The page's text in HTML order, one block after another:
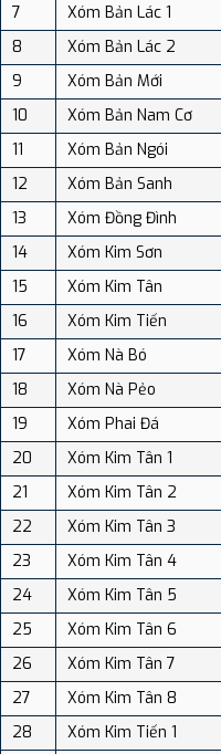
7
Xóm Bản Lác 1
8
Xóm Bản Lác 2
9
Xóm Bản Mới
10
Xóm Bản Nam Cơ
11
Xóm Bản Ngói
12
Xóm Bản Sanh
13
Xóm Đồng Đình
14
Xóm Kim Sơn
15
Xóm Kim Tân
16
Xóm Kim Tiến
17
Xóm Nà Bó
18
Xóm Nà Pẻo
19
Xóm Phai Đá
20
Xóm Kim Tân 1
21
Xóm Kim Tân 2
22
Xóm Kim Tân 3
23
Xóm Kim Tân 4
24
Xóm Kim Tân 5
25
Xóm Kim Tân 6
26
Xóm Kim Tân 7
27
Xóm Kim Tân 8
28
Xóm Kim Tiến 1